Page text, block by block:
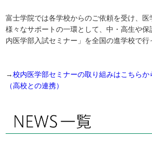
富士学院では各学校からのご依頼を受け、
様々なサポートの一環として、中・高生や
内医学部入試セミナー」を全国の進学校で行
→校内医学部セミナーの取り組みはこちらか
（高校との連携）